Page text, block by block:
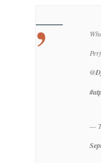
—